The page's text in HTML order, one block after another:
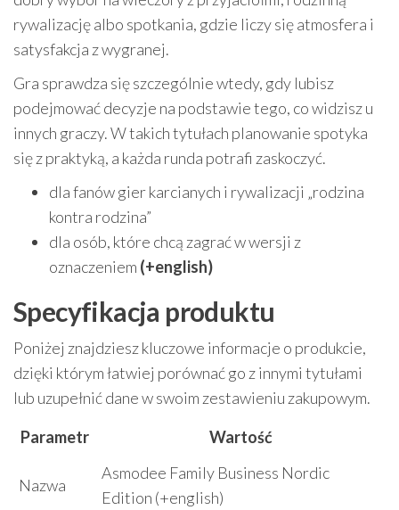
rywalizację albo spotkania, gdzie liczy się atmosfera i
satysfakcja z wygranej.
Gra sprawdza się szczególnie wtedy, gdy lubisz
podejmować decyzje na podstawie tego, co widzisz u
innych graczy. W takich tytułach planowanie spotyka
się z praktyką, a każda runda potrafi zaskoczyć.
dla fanów gier karcianych i rywalizacji „rodzina
kontra rodzina”
dla osób, które chcą zagrać w wersji z
oznaczeniem (+english)
Specyfikacja produktu
Poniżej znajdziesz kluczowe informacje o produkcie,
dzięki którym łatwiej porównać go z innymi tytułami
lub uzupełnić dane w swoim zestawieniu zakupowym.
Parametr
Wartość
Nazwa
Asmodee Family Business Nordic
Edition (+english)